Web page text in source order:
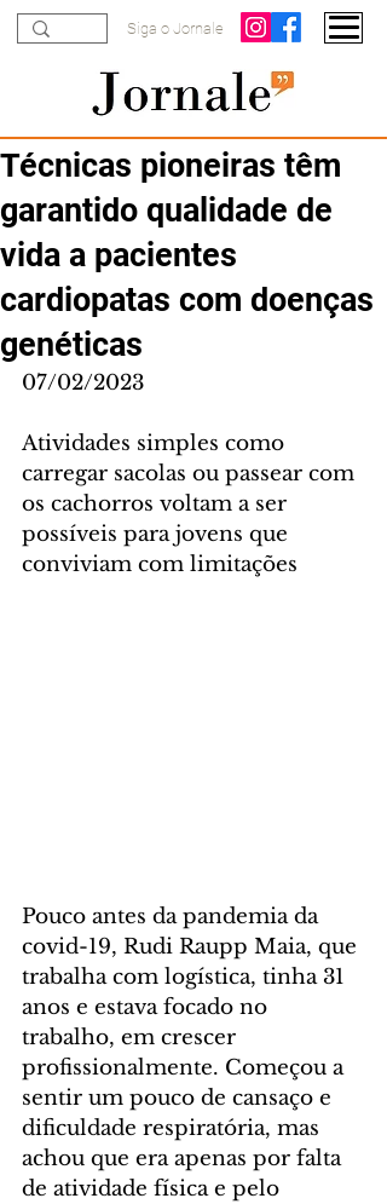
Siga o Jornale
Técnicas pioneiras têm
garantido qualidade de
vida a pacientes
cardiopatas com doenças
genéticas
07/02/2023
Atividades simples como
carregar sacolas ou passear com
os cachorros voltam a ser
possíveis para jovens que
conviviam com limitações
Pouco antes da pandemia da
covid-19, Rudi Raupp Maia, que
trabalha com logística, tinha 31
anos e estava focado no
trabalho, em crescer
profissionalmente. Começou a
sentir um pouco de cansaço e
dificuldade respiratória, mas
achou que era apenas por falta
de atividade física e pelo